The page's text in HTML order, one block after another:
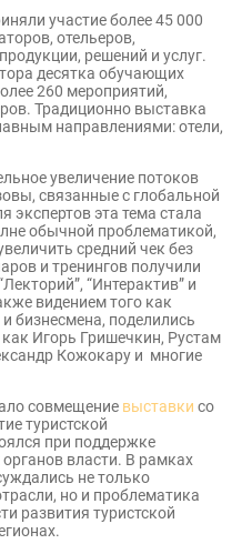
участие более 45 000
отельеров,
решений и услуг.
десятка обучающих
260 мероприятий,
Традиционно выставка
направлениями: отели,
увеличение потоков
связанные с глобальной
экспертов эта тема стала
обычной проблематикой,
средний чек без
и тренингов получили
“Интерактив” и
видением того как
бизнесмена, поделились
Игорь Гришечкин, Рустам
Кожокару и многие
совмещение выставки со
туристской
при поддержке
власти. В рамках
не только
но и проблематика
развития туристской